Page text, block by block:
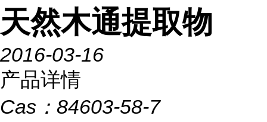
天然木通提取物
2016-03-16
产品详情
Cas： 84603-58-7